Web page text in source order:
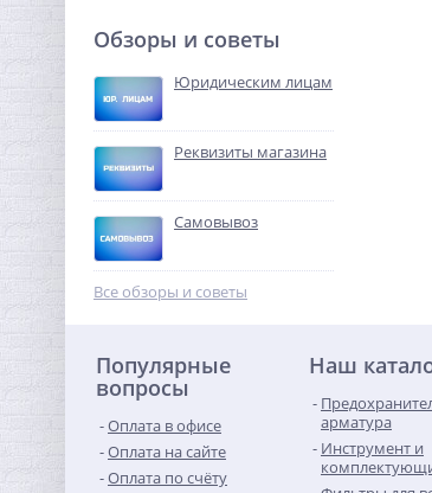
Муфта редукция 1"1/4 x
3/4" (ВР) латунь UNI-FITT
1 376,00 руб.
-68%
Обзоры и советы
Юридическим лицам
Реквизиты магазина
Самовывоз
Все обзоры и советы
Популярные
вопросы
Оплата в офисе
Оплата на сайте
Оплата по счёту
Наш
арматура
Инструмент и